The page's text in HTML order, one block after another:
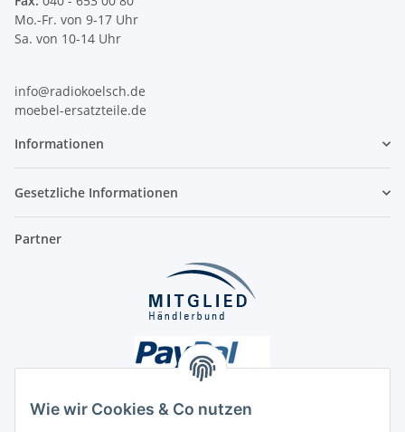
Wie wir Cookies & Co nutzen
Mo.-Fr. von 9-17 Uhr
Sa. von 10-14 Uhr
info@radiokoelsch.de
moebel-ersatzteile.de
Informationen
Gesetzliche Informationen
Partner